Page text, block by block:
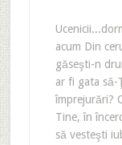
acum Din
găseşti-n
ar fi gata să-
împrejurări?
Tine, în
să vesteşti